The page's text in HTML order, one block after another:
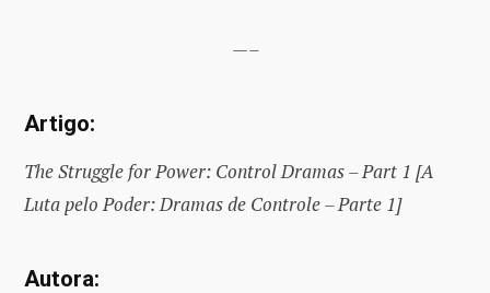
—–
Artigo:
The Struggle for Power: Control Dramas – Part 1 [A
Luta pelo Poder: Dramas de Controle – Parte 1]
Autora: